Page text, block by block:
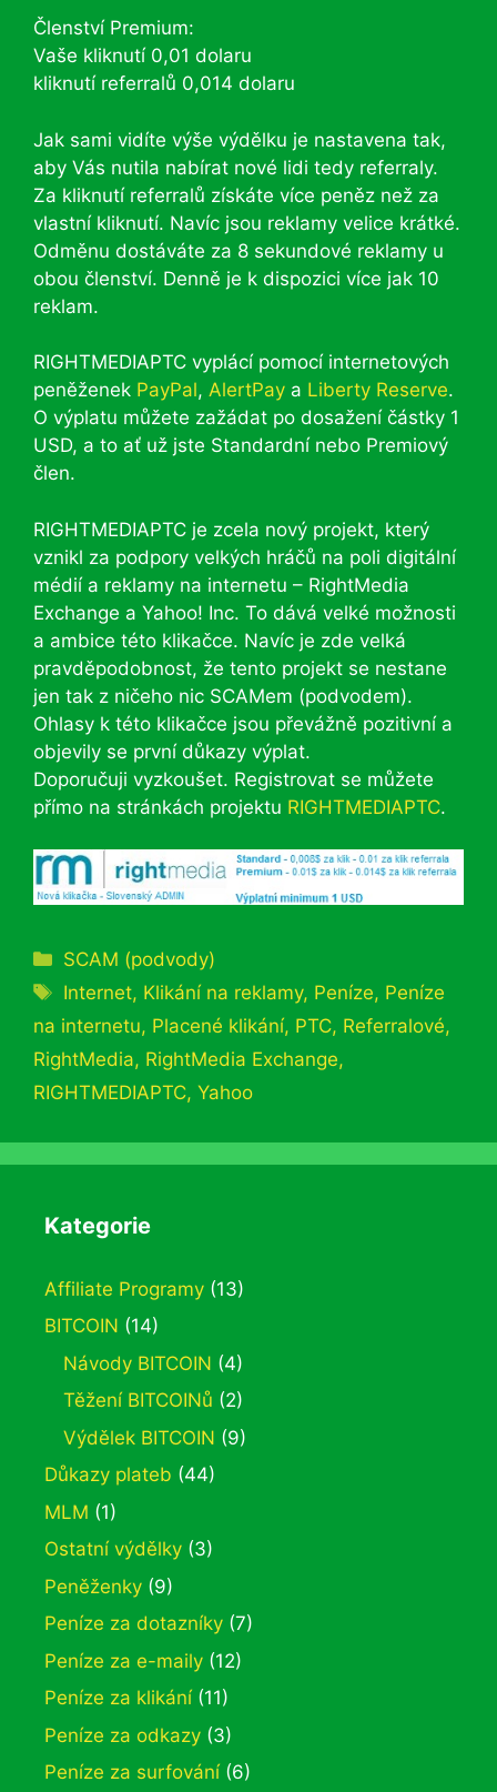
Členství Premium:
Vaše kliknutí 0,01 dolaru
kliknutí referralů 0,014 dolaru
Jak sami vidíte výše výdělku je nastavena tak,
aby Vás nutila nabírat nové lidi tedy referraly.
Za kliknutí referralů získáte více peněz než za
vlastní kliknutí. Navíc jsou reklamy velice krátké.
Odměnu dostáváte za 8 sekundové reklamy u
obou členství. Denně je k dispozici více jak 10
reklam.
RIGHTMEDIAPTC vyplácí pomocí internetových
peněženek PayPal, AlertPay a Liberty Reserve.
O výplatu můžete zažádat po dosažení částky 1
USD, a to ať už jste Standardní nebo Premiový
člen.
RIGHTMEDIAPTC je zcela nový projekt, který
vznikl za podpory velkých hráčů na poli digitální
médií a reklamy na internetu – RightMedia
Exchange a Yahoo! Inc. To dává velké možnosti
a ambice této klikačce. Navíc je zde velká
pravděpodobnost, že tento projekt se nestane
jen tak z ničeho nic SCAMem (podvodem).
Ohlasy k této klikačce jsou převážně pozitivní a
objevily se první důkazy výplat.
Doporučuji vyzkoušet. Registrovat se můžete
přímo na stránkách projektu RIGHTMEDIAPTC.
Rubriky
SCAM (podvody)
Štítky
Internet, Klikání na reklamy, Peníze, Peníze
na internetu, Placené klikání, PTC, Referralové,
RightMedia, RightMedia Exchange,
RIGHTMEDIAPTC, Yahoo
Kategorie
Affiliate Programy (13)
BITCOIN (14)
Návody BITCOIN (4)
Těžení BITCOINů (2)
Výdělek BITCOIN (9)
Důkazy plateb (44)
MLM (1)
Ostatní výdělky (3)
Peněženky (9)
Peníze za dotazníky (7)
Peníze za e-maily (12)
Peníze za klikání (11)
Peníze za odkazy (3)
Peníze za surfování (6)